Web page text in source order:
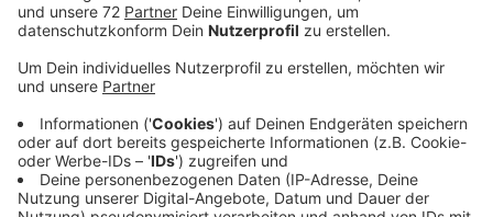
Anzeige
Wer etwas dringendes zu erledigen hat, muss sich
beeilen. Im Bürgerbüro gibt es ab heute Mittag 12 Uhr
keine Warte-Tickets mehr. Alle anderen
Verwaltungsbereiche sind ab 13 Uhr geschlossen und
auch sonst nicht zu erreichen. Denn für die Arbeiten